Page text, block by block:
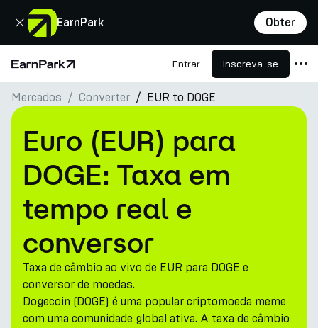
EarnPark Obter
Fechar
Página Inicial Entrar Inscreva-se
Produtos
Mercados
Calculadoras
PARK Token
Recursos
Empresa
Mercados Converter EUR to DOGE
Euro (EUR) para
DOGE: Taxa em
tempo real e
conversor
Taxa de câmbio ao vivo de EUR para DOGE e
conversor de moedas.
Dogecoin (DOGE) é uma popular criptomoeda meme
com uma comunidade global ativa. A taxa de câmbio